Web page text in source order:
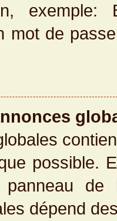
mot de
possible.
de
dépend